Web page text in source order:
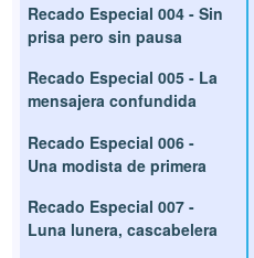
Recado Especial 004 - Sin
prisa pero sin pausa
Recado Especial 005 - La
mensajera confundida
Recado Especial 006 -
Una modista de primera
Recado Especial 007 -
Luna lunera, cascabelera